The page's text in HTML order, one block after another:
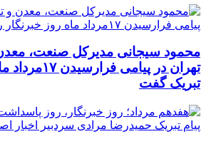
محمود سیجانی مدیرکل صنعت،
تهران در پیامی
تبریک گفت